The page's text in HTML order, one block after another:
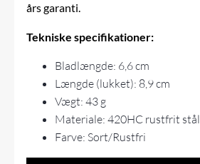
års garanti.
Tekniske specifikationer:
Bladlængde: 6,6 cm
Længde (lukket): 8,9 cm
Vægt: 43 g
Materiale: 420HC rustfrit stål
Farve: Sort/Rustfri